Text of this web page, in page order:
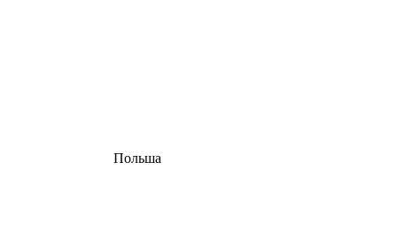
Польша